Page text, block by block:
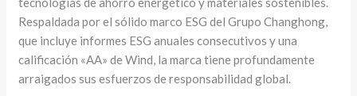
Respaldada por el sólido marco ESG del Grupo Changhong,
que incluye informes ESG anuales consecutivos y una
calificación «AA» de Wind, la marca tiene profundamente
arraigados sus esfuerzos de responsabilidad global.